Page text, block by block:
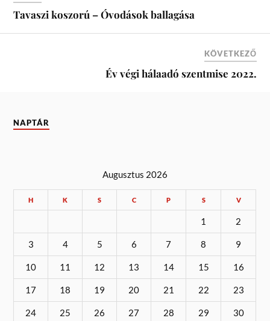
Tavaszi koszorú – Óvodások ballagása
KÖVETKEZŐ
Év végi hálaadó szentmise 2022.
NAPTÁR
Augusztus 2026
H K S C P S V
1 2
3 4 5 6 7 8 9
10 11 12 13 14 15 16
17 18 19 20 21 22 23
24 25 26 27 28 29 30